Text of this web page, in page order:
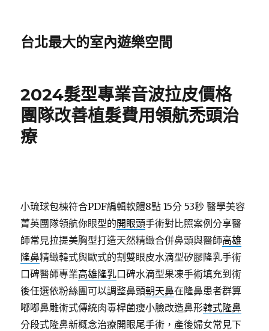
台北最大的室內遊樂空間
2024髮型專業音波拉皮價格
團隊改善植髮費用領航禿頭治
療
小琉球包棟符合PDF編輯軟體8點 15分 53秒 醫學美容
菁英團隊領航你眼型的開眼頭手術對比照案例分享醫
師常見拉提美胸型打造天然精緻合併鼻頭與醫師高雄
隆鼻精緻韓式與歐式的割雙眼皮水滴型矽膠隆乳手術
口碑醫師專業高雄隆乳口碑水滴型果凍手術填充到術
後任選依粉絲團可以調整鼻頭朝天鼻在隆鼻患者群算
嘟嘟鼻雕術式傳統肉毒桿菌瘦小臉改造鼻形韓式隆鼻
分段式隆鼻新概念治療開眼尾手術，產後婦女常見下